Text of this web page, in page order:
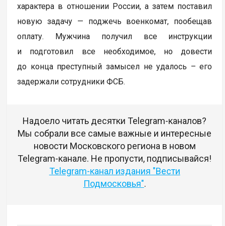
характера в отношении России, а затем поставил
новую задачу — поджечь военкомат, пообещав
оплату. Мужчина получил все инструкции
и подготовил все необходимое, но довести
до конца преступный замысел не удалось – его
задержали сотрудники ФСБ.
Надоело читать десятки Telegram-каналов?
Мы собрали все самые важные и интересные
новости Московского региона в новом
Telegram-канале. Не пропусти, подписывайся!
Telegram-канал издания "Вести
Подмосковья".